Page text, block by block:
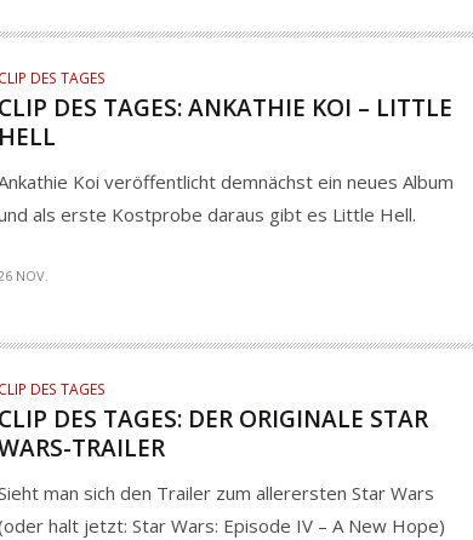
DES TAGES
DES TAGES: ANKATHIE KOI – LITTLE
Koi veröffentlicht demnächst ein neues Album
als erste Kostprobe daraus gibt es Little Hell.
NOV.
DES TAGES
DES TAGES: DER ORIGINALE STAR
TRAILER
man sich den Trailer zum allerersten Star Wars
halt jetzt: Star Wars: Episode IV – A New Hope)